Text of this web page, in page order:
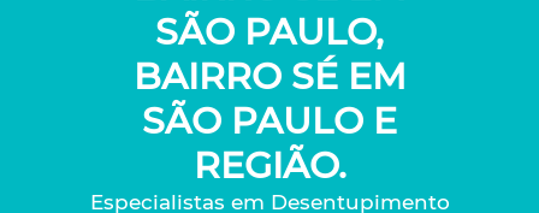
SÃO PAULO,
BAIRRO SÉ EM
SÃO PAULO E
REGIÃO.
Especialistas em Desentupimento